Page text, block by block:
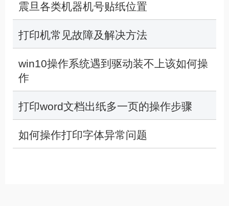
震旦各类机器机号贴纸位置
打印机常见故障及解决方法
win10操作系统遇到驱动装不上该如何操
作
打印word文档出纸多一页的操作步骤
如何操作打印字体异常问题